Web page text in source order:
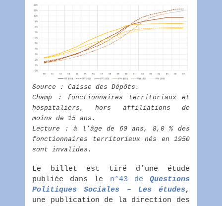
Source : Caisse des Dépôts.
Champ : fonctionnaires territoriaux et
hospitaliers, hors affiliations de
moins de 15 ans.
Lecture : à l’âge de 60 ans, 8,0 % des
fonctionnaires territoriaux nés en 1950
sont invalides.
Le billet est tiré d’une étude
publiée dans le n°43 deQuestions
Politiques Sociales – Les études,
une publication de la direction des